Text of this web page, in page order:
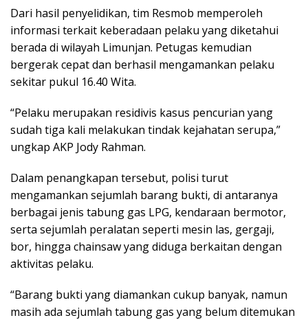
Dari hasil penyelidikan, tim Resmob memperoleh
informasi terkait keberadaan pelaku yang diketahui
berada di wilayah Limunjan. Petugas kemudian
bergerak cepat dan berhasil mengamankan pelaku
sekitar pukul 16.40 Wita.
“Pelaku merupakan residivis kasus pencurian yang
sudah tiga kali melakukan tindak kejahatan serupa,”
ungkap AKP Jody Rahman.
Dalam penangkapan tersebut, polisi turut
mengamankan sejumlah barang bukti, di antaranya
berbagai jenis tabung gas LPG, kendaraan bermotor,
serta sejumlah peralatan seperti mesin las, gergaji,
bor, hingga chainsaw yang diduga berkaitan dengan
aktivitas pelaku.
“Barang bukti yang diamankan cukup banyak, namun
masih ada sejumlah tabung gas yang belum ditemukan